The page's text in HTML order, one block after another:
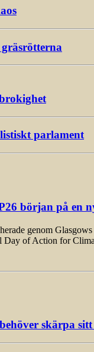
parlament
början på en
genom
Day of Action for
skärpa